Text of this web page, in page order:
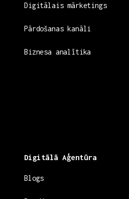
Digitālais mārketings
Pārdošanas kanāli
Biznesa analītika
Digitālā Aģentūra
Blogs